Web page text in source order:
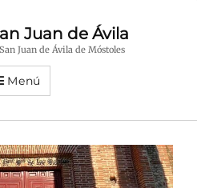
Juan de Ávila
Juan de Ávila de Móstoles
Menú